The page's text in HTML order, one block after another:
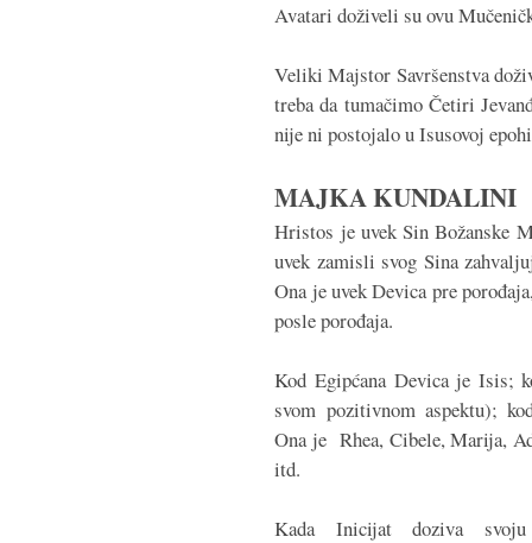
Avatari doživeli su ovu
Veliki Majstor Savršenstva
treba da tumačimo Četiri
nije ni postojalo u Isusovoj
MAJKA KUNDALINI
Hristos je uvek Sin Božanske
uvek zamisli svog Sina
Ona je uvek Devica pre
posle porođaja.
Kod Egipćana Devica je Isis;
svom pozitivnom aspektu);
Ona je Rhea, Cibele, Marija,
itd.
Kada Inicijat doziva